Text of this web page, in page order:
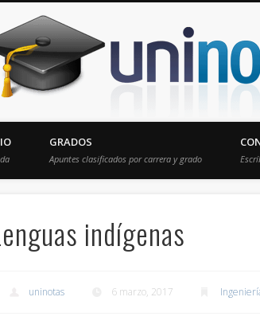
todas los apuntes de tu carrera
GRADOS
Apuntes clasificados por carrera y grado
indígenas
uninotas 6 marzo, 2017